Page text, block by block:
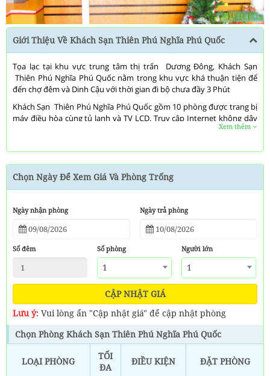
Giới Thiệu Về Khách Sạn Thiên Phú Nghĩa Phú Quốc
Tọa lạc tại khu vực trung tâm thị trấn Dương Đông, Khách Sạn
Thiên Phú Nghĩa Phú Quốc nằm trong khu vực khá thuận tiện để
đến chợ đêm và Dinh Cậu với thời gian đi bộ chưa đầy 3 Phút
Khách Sạn Thiên Phú Nghĩa Phú Quốc gồm 10 phòng được trang bị
máy điều hòa cùng tủ lạnh và TV LCD. Truy cập Internet không dây
miễn phí giúp quý vị luôn giữ liên lạc; trong khi các chương trình
Phòng tắm riêng với buồng tắm vòi sen có đồ dùng nhà tắm miễn
phí và dép đi trong nhà. Tiện nghi phòng bao gồm bàn và nước
đóng chai miễn phí; bên cạnh đó dịch vụ dọn phòng cũng phục vụ
hàng ngày.
Khách Sạn Thiên Phú Nghĩa Phú Quốc cũng cung cấp những dịch
vụ, tiện ích, bao gồm truy cập Internet không dây miễn phí và dịch
vụ hỗ trợ tour/vé du lịch.
Xem thêm
Chọn Ngày Để Xem Giá Và Phòng Trống
Ngày nhận phòng Ngày trả phòng
Số đêm Số phòng
1
Người lớn
1
CẬP NHẬT GIÁ
Lưu ý: Vui lòng ẩn "Cập nhật giá" để cập nhật phòng
Chọn Phòng Khách Sạn Thiên Phú Nghĩa Phú Quốc
LOẠI PHÒNG
TỐI
ĐA
ĐIỀU KIỆN ĐẶT PHÒNG